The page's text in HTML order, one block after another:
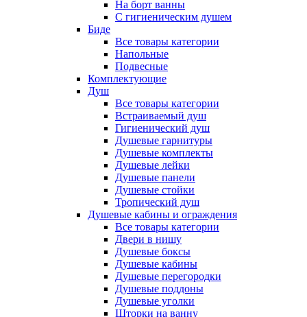
На борт ванны
С гигиеническим душем
Биде
Все товары категории
Напольные
Подвесные
Комплектующие
Душ
Все товары категории
Встраиваемый душ
Гигиенический душ
Душевые гарнитуры
Душевые комплекты
Душевые лейки
Душевые панели
Душевые стойки
Тропический душ
Душевые кабины и ограждения
Все товары категории
Двери в нишу
Душевые боксы
Душевые кабины
Душевые перегородки
Душевые поддоны
Душевые уголки
Шторки на ванну